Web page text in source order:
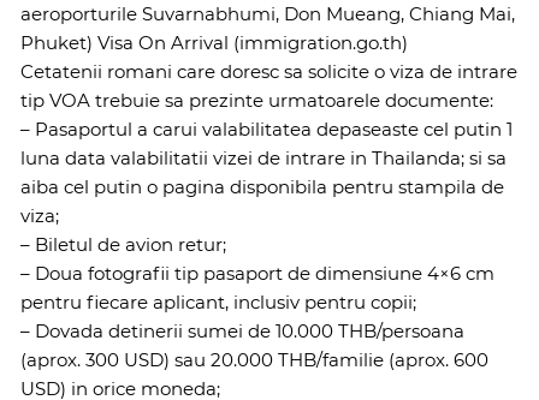
aeroporturile Suvarnabhumi, Don Mueang, Chiang Mai,
Phuket) Visa On Arrival (immigration.go.th)
Cetatenii romani care doresc sa solicite o viza de intrare
tip VOA trebuie sa prezinte urmatoarele documente:
– Pasaportul a carui valabilitatea depaseaste cel putin 1
luna data valabilitatii vizei de intrare in Thailanda; si sa
aiba cel putin o pagina disponibila pentru stampila de
viza;
– Biletul de avion retur;
– Doua fotografii tip pasaport de dimensiune 4×6 cm
pentru fiecare aplicant, inclusiv pentru copii;
– Dovada detinerii sumei de 10.000 THB/persoana
(aprox. 300 USD) sau 20.000 THB/familie (aprox. 600
USD) in orice moneda;